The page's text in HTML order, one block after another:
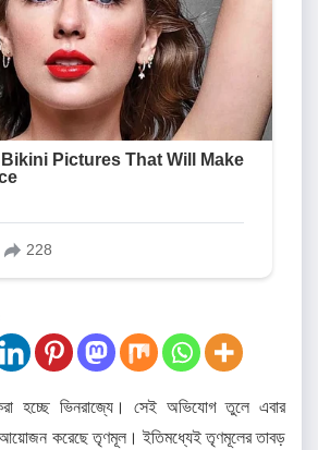
করা হচ্ছে ভিনরাজ্যে। সেই অভিযোগ তুলে এবার
আয়োজন করেছে তৃণমূল। ইতিমধ্যেই তৃণমূলের তাবড়